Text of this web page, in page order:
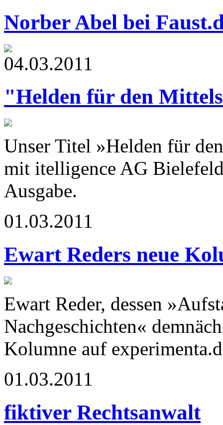
Norber Abel bei
04.03.2011
"Helden für den
Unser Titel »Helden für
mit itelligence AG
Ausgabe.
01.03.2011
Ewart Reders neue
Ewart Reder, dessen
Nachgeschichten«
Kolumne auf
01.03.2011
fiktiver Rechtsanwalt